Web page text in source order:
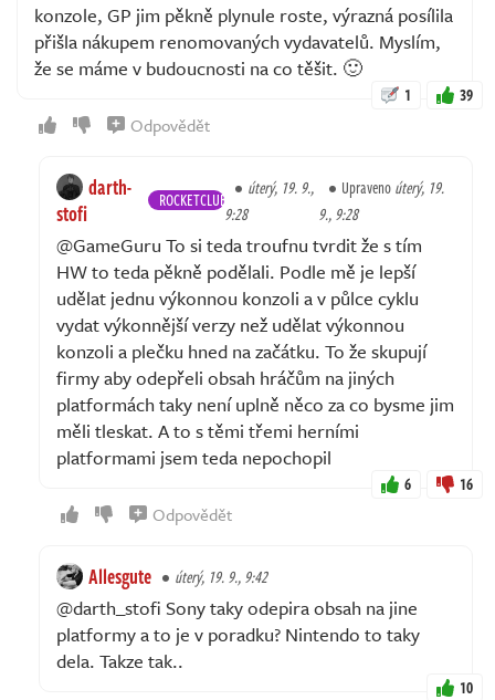
konzole, GP jim pěkně plynule roste, výrazná posílila
přišla nákupem renomovaných vydavatelů. Myslím,
že se máme v budoucnosti na co těšit. 🙂
1 39
Odpovědět
darth-
stofi
ROCKETCLUB
úterý, 19. 9.,
9:28
Upravenoúterý, 19.
9., 9:28
@GameGuru To si teda troufnu tvrdit že s tím
HW to teda pěkně podělali. Podle mě je lepší
udělat jednu výkonnou konzoli a v půlce cyklu
vydat výkonnější verzy než udělat výkonnou
konzoli a plečku hned na začátku. To že skupují
firmy aby odepřeli obsah hráčům na jiných
platformách taky není uplně něco za co bysme jim
měli tleskat. A to s těmi třemi herními
platformami jsem teda nepochopil
6 16
Odpovědět
Allesgute úterý, 19. 9., 9:42
@darth_stofi Sony taky odepira obsah na jine
platformy a to je v poradku? Nintendo to taky
dela. Takze tak..
10